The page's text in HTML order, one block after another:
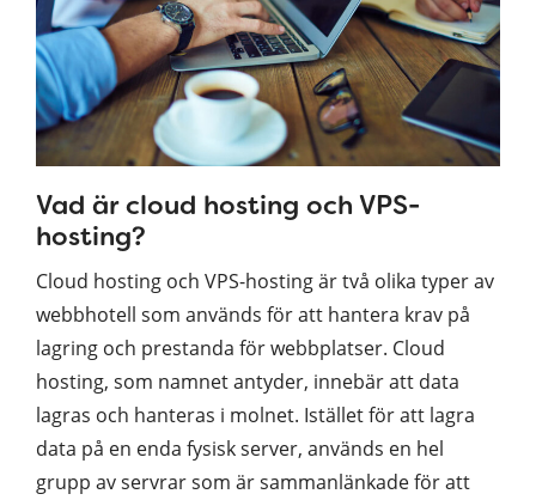
Vad är cloud hosting och VPS-
hosting?
Cloud hosting och VPS-hosting är två olika typer av
webbhotell som används för att hantera krav på
lagring och prestanda för webbplatser. Cloud
hosting, som namnet antyder, innebär att data
lagras och hanteras i molnet. Istället för att lagra
data på en enda fysisk server, används en hel
grupp av servrar som är sammanlänkade för att